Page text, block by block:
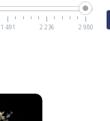
1 491 2 236 2 980